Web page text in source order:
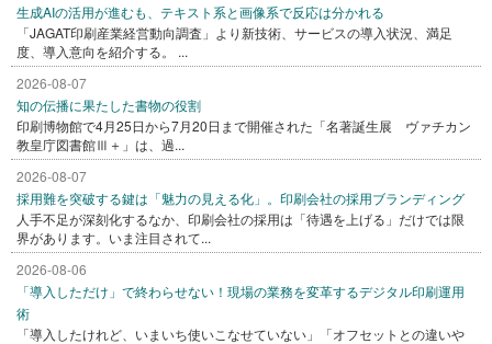
生成AIの活用が進むも、テキスト系と画像系で反応は分かれる
「JAGAT印刷産業経営動向調査」より新技術、サービスの導入状況、満足
度、導入意向を紹介する。 ...
2026-08-07
知の伝播に果たした書物の役割
印刷博物館で4月25日から7月20日まで開催された「名著誕生展 ヴァチカン
教皇庁図書館Ⅲ＋」は、過...
2026-08-07
採用難を突破する鍵は「魅力の見える化」。印刷会社の採用ブランディング
人手不足が深刻化するなか、印刷会社の採用は「待遇を上げる」だけでは限
界があります。いま注目されて...
2026-08-06
「導入しただけ」で終わらせない！現場の業務を変革するデジタル印刷運用
術
「導入したけれど、いまいち使いこなせていない」「オフセットとの違いや